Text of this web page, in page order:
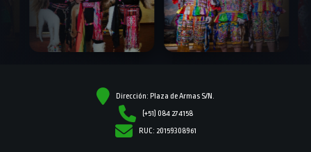
Dirección: Plaza de Armas S/N.
(+51) 084 274158
RUC: 20159308961